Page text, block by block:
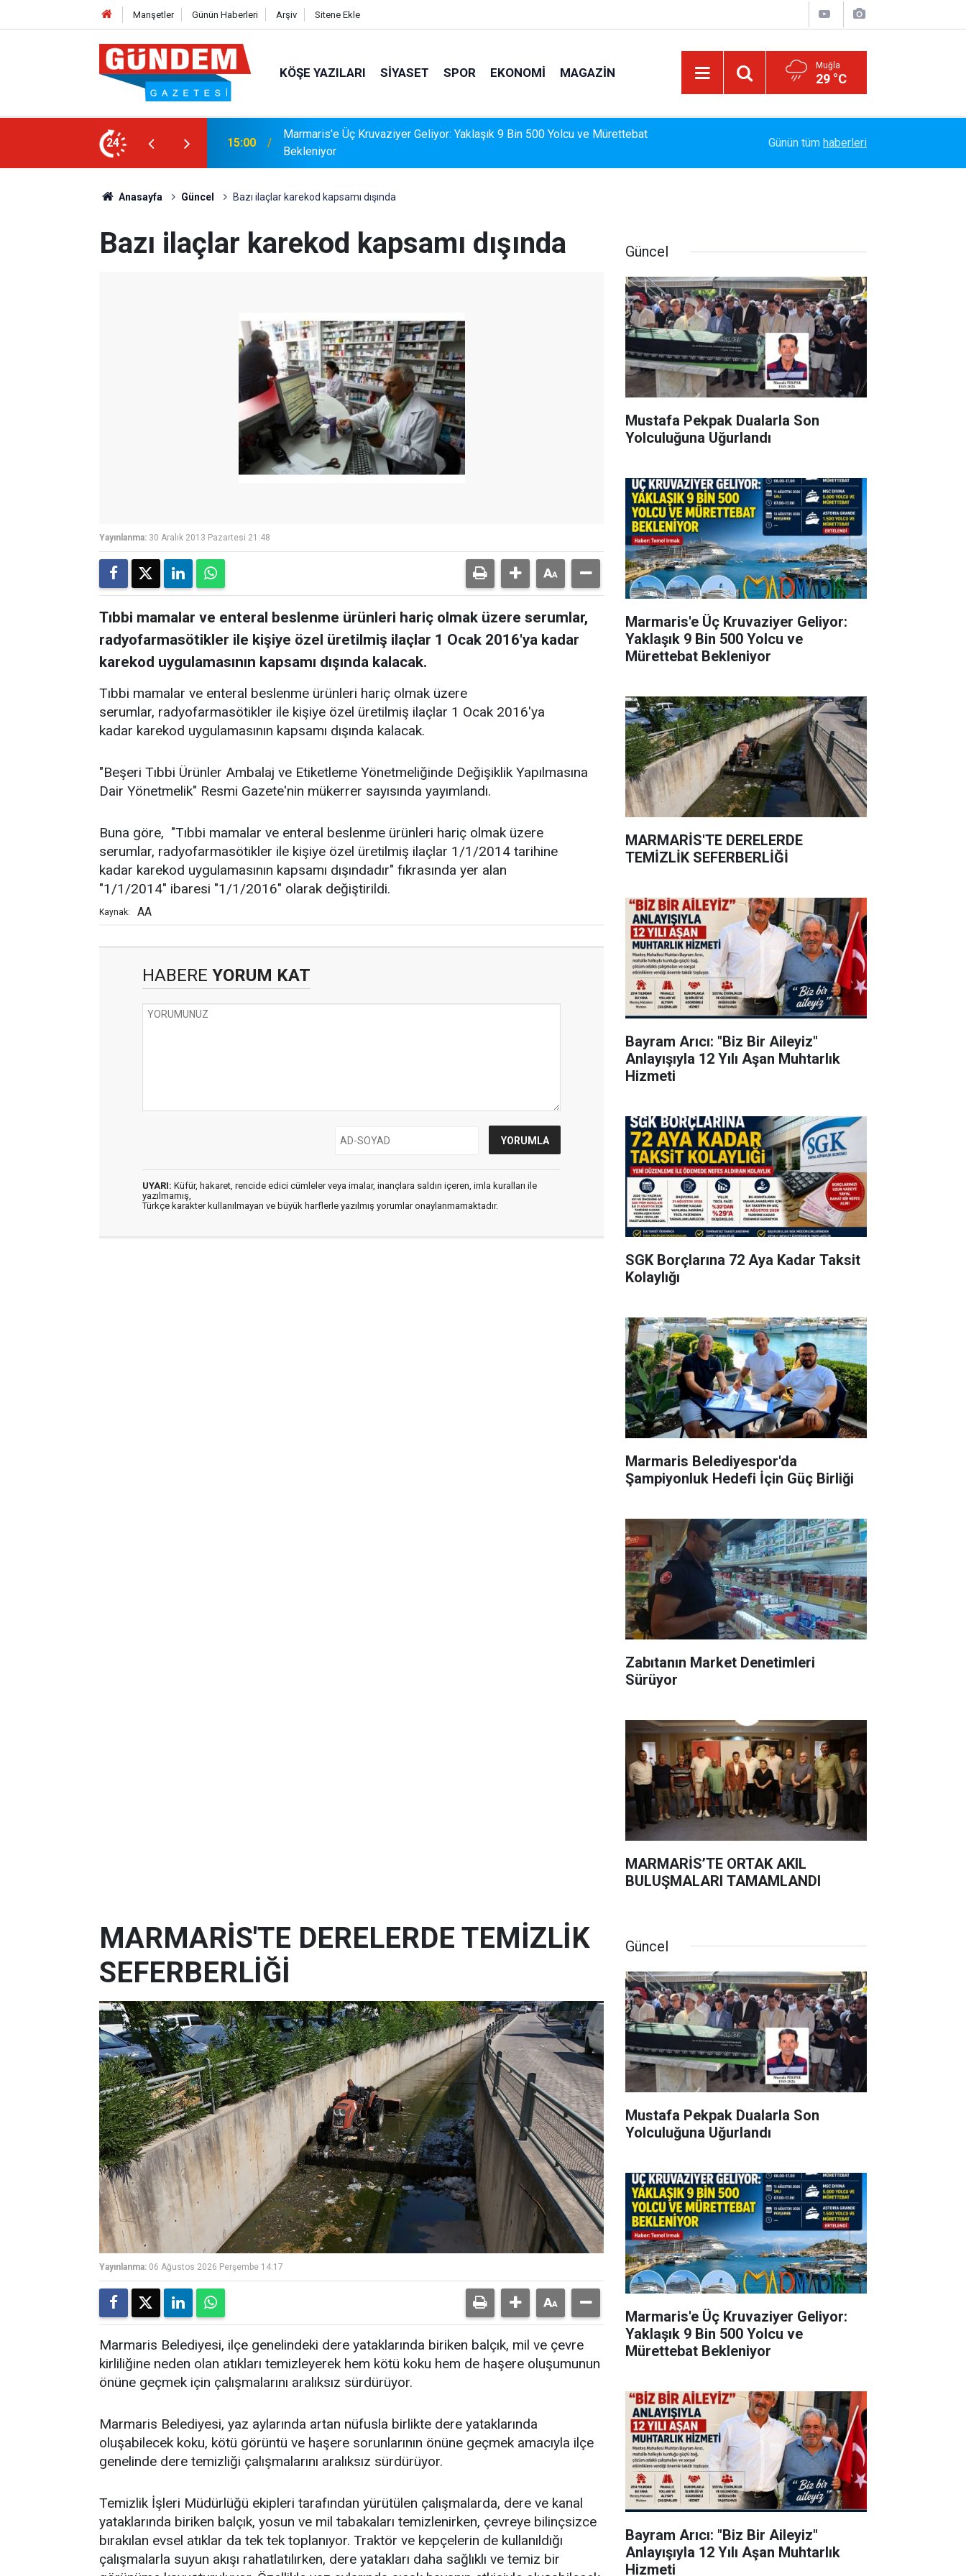
Manşetler Günün Haberleri Arşiv Sitene Ekle
KÖŞE YAZILARI SIYASET SPOR EKONOMI MAGAZIN Muğla
29 °C
24
9 Bin 500 Yolcu ve Mürettebat
14:17 MARMARİS'TE DERELERDE TEMİZLİK SEFERBERLİĞİ Bayram Arıcı: "Biz Bir Aileyiz" Anlayışıyla 12
Günün tüm haberleri
Anasayfa Güncel Bazı ilaçlar karekod kapsamı dışında
Bazı ilaçlar karekod kapsamı dışında
Yayınlanma: 30 Aralık 2013 Pazartesi 21:48
Tıbbi mamalar ve enteral beslenme ürünleri hariç olmak üzere serumlar,
radyofarmasötikler ile kişiye özel üretilmiş ilaçlar 1 Ocak 2016'ya kadar
karekod uygulamasının kapsamı dışında kalacak.
Tıbbi mamalar ve enteral beslenme ürünleri hariç olmak üzere
serumlar, radyofarmasötikler ile kişiye özel üretilmiş ilaçlar 1 Ocak 2016'ya
kadar karekod uygulamasının kapsamı dışında kalacak.
"Beşeri Tıbbi Ürünler Ambalaj ve Etiketleme Yönetmeliğinde Değişiklik Yapılmasına
Dair Yönetmelik" Resmi Gazete'nin mükerrer sayısında yayımlandı.
Buna göre, "Tıbbi mamalar ve enteral beslenme ürünleri hariç olmak üzere
serumlar, radyofarmasötikler ile kişiye özel üretilmiş ilaçlar 1/1/2014 tarihine
kadar karekod uygulamasının kapsamı dışındadır" fıkrasında yer alan
"1/1/2014" ibaresi "1/1/2016" olarak değiştirildi.
Kaynak: AA
HABERE YORUM KAT
UYARI: Küfür, hakaret, rencide edici cümleler veya imalar, inançlara saldırı içeren, imla kuralları ile
yazılmamış,
Türkçe karakter kullanılmayan ve büyük harflerle yazılmış yorumlar onaylanmamaktadır.
Güncel
Mustafa Pekpak Dualarla Son
Yolculuğuna Uğurlandı
Marmaris'e Üç Kruvaziyer Geliyor:
Yaklaşık 9 Bin 500 Yolcu ve
Mürettebat Bekleniyor
MARMARİS'TE DERELERDE
TEMİZLİK SEFERBERLİĞİ
Bayram Arıcı: "Biz Bir Aileyiz"
Anlayışıyla 12 Yılı Aşan Muhtarlık
Hizmeti
SGK Borçlarına 72 Aya Kadar Taksit
Kolaylığı
Marmaris Belediyespor'da
Şampiyonluk Hedefi İçin Güç Birliği
Zabıtanın Market Denetimleri
Sürüyor
MARMARİS’TE ORTAK AKIL
BULUŞMALARI TAMAMLANDI
MARMARİS'TE DERELERDE TEMİZLİK
SEFERBERLİĞİ
Yayınlanma: 06 Ağustos 2026 Perşembe 14:17
Marmaris Belediyesi, ilçe genelindeki dere yataklarında biriken balçık, mil ve çevre
kirliliğine neden olan atıkları temizleyerek hem kötü koku hem de haşere oluşumunun
önüne geçmek için çalışmalarını aralıksız sürdürüyor.
Marmaris Belediyesi, yaz aylarında artan nüfusla birlikte dere yataklarında
oluşabilecek koku, kötü görüntü ve haşere sorunlarının önüne geçmek amacıyla ilçe
genelinde dere temizliği çalışmalarını aralıksız sürdürüyor.
Temizlik İşleri Müdürlüğü ekipleri tarafından yürütülen çalışmalarda, dere ve kanal
yataklarında biriken balçık, yosun ve mil tabakaları temizlenirken, çevreye bilinçsizce
bırakılan evsel atıklar da tek tek toplanıyor. Traktör ve kepçelerin de kullanıldığı
çalışmalarla suyun akışı rahatlatılırken, dere yatakları daha sağlıklı ve temiz bir
Güncel
Mustafa Pekpak Dualarla Son
Yolculuğuna Uğurlandı
Marmaris'e Üç Kruvaziyer Geliyor:
Yaklaşık 9 Bin 500 Yolcu ve
Mürettebat Bekleniyor
Bayram Arıcı: "Biz Bir Aileyiz"
Anlayışıyla 12 Yılı Aşan Muhtarlık
Hizmeti